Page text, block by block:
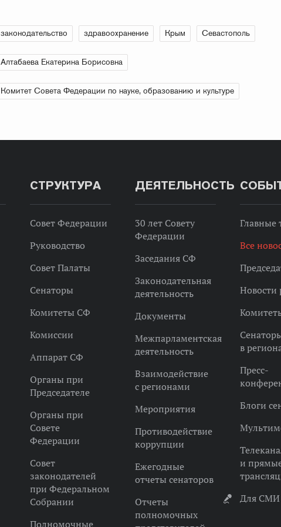
законодательство здравоохранение Крым Севастополь
Алтабаева Екатерина Борисовна
Комитет Совета Федерации по науке, образованию и культуре
СТРУКТУРА
Совет Федерации
Руководство
Совет Палаты
Сенаторы
Комитеты СФ
Комиссии
Аппарат СФ
Органы при
Председателе
Органы при
Совете
Федерации
Совет
законодателей
при Федеральном
Собрании
Полномочные
ДЕЯТЕЛЬНОСТЬ
30 лет Совету
Федерации
Заседания СФ
Законодательная
деятельность
Документы
Межпарламентская
деятельность
Взаимодействие
с регионами
Мероприятия
Противодействие
коррупции
Ежегодные
отчеты сенаторов
Отчеты
полномочных
Главные
Все
Новости
в
Пресс-
Блоги
и
Для СМИ